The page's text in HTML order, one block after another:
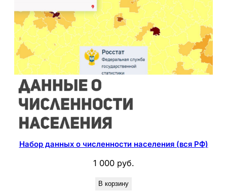
Набор данных о численности населения (вся РФ)
1 000 руб.
В корзину